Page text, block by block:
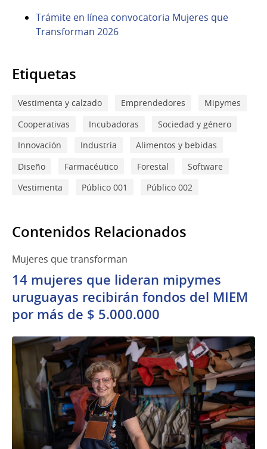
Trámite en línea convocatoria Mujeres que
Transforman 2026
Etiquetas
Vestimenta y calzado Emprendedores
Mipymes
Cooperativas
Incubadoras
Sociedad y género
Innovación
Industria
Alimentos y bebidas
Diseño
Farmacéutico Forestal
Software
Vestimenta
Público 001 Público 002
Contenidos Relacionados
Mujeres que transforman
14 mujeres que lideran mipymes
uruguayas recibirán fondos del MIEM
por más de $ 5.000.000